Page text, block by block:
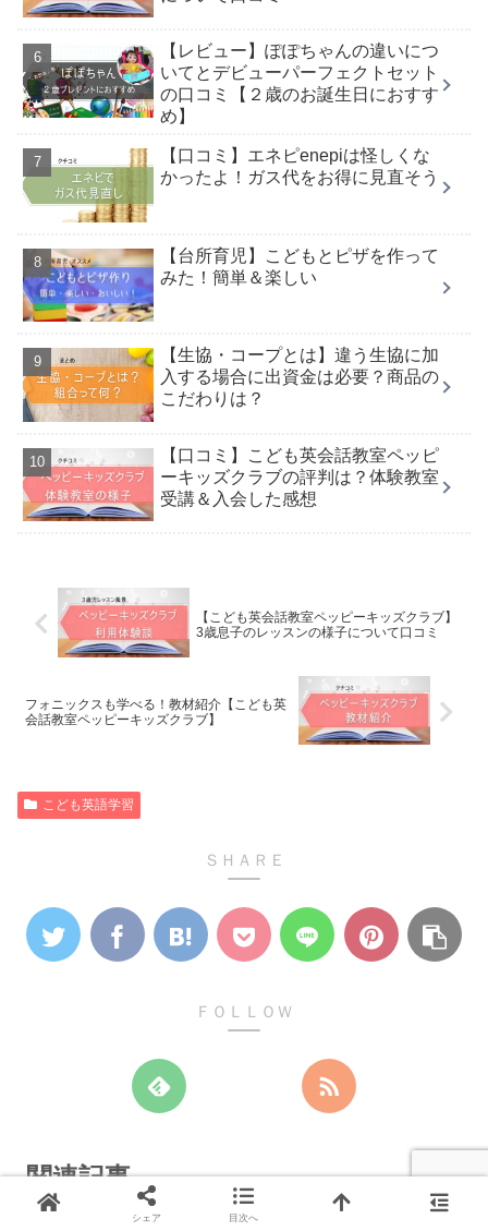
【レビュー】ぽぽちゃんの違いにつ
いてとデビューパーフェクトセット
の口コミ【２歳のお誕生日におすす
め】
【口コミ】エネピenepiは怪しくな
かったよ！ガス代をお得に見直そう
【台所育児】こどもとピザを作って
みた！簡単＆楽しい
【生協・コープとは】違う生協に加
入する場合に出資金は必要？商品の
こだわりは？
【口コミ】こども英会話教室ペッピ
ーキッズクラブの評判は？体験教室
受講＆入会した感想
【こども英会話教室ペッピーキッズクラブ】
3歳息子のレッスンの様子について口コミ
フォニックスも学べる！教材紹介【こども英
会話教室ペッピーキッズクラブ】
こども英語学習
ＳＨＡＲＥ
ＦＯＬＬＯＷ
関連記事
シェア 目次へ